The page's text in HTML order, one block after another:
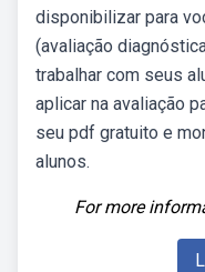
disponibilizar para
(avaliação
trabalhar com seus
aplicar na avaliação
seu pdf gratuito e
alunos.
For more